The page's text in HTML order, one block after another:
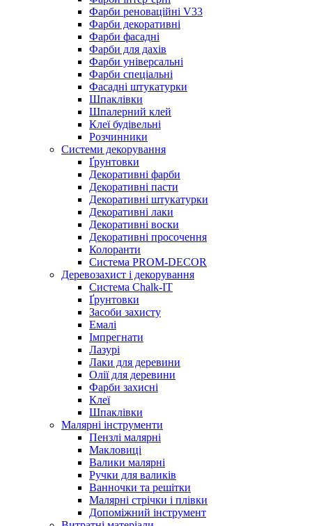
Фарби реноваційні V33
Фарби декоративні
Фарби фасадні
Фарби для дахів
Фарби універсальні
Фарби спеціальні
Фасадні штукатурки
Шпаклівки
Шпалерний клей
Клеї будівельні
Розчинники
Системи декорування
Ґрунтовки
Декоративні фарби
Декоративні пасти
Декоративні штукатурки
Декоративні лаки
Декоративні воски
Декоративні просочення
Колоранти
Система PROM-DECOR
Деревозахист і декорування
Система Chalk-IT
Ґрунтовки
Засоби захисту
Емалі
Імпрегнати
Лазурі
Лаки для деревини
Олії для деревини
Фарби захисні
Клеї
Шпаклівки
Малярні інструменти
Пензлі малярні
Макловиці
Валики малярні
Ручки для валиків
Ванночки та решітки
Малярні стрічки і плівки
Допоміжний інструмент